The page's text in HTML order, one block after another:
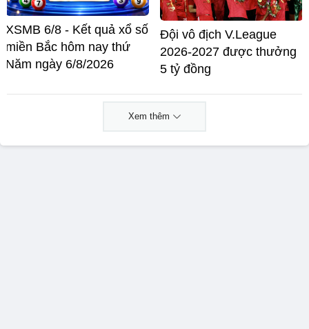
XSMB 6/8 - Kết quả xổ số
miền Bắc hôm nay thứ
Năm ngày 6/8/2026
Đội vô địch V.League
2026-2027 được thưởng
5 tỷ đồng
Xem thêm